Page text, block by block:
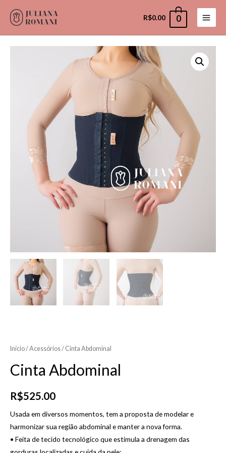
R$0.00 0
Main
Menu
Início/Acessórios/ Cinta Abdominal
Cinta Abdominal
R$525.00
Usada em diversos momentos, tem a proposta de modelar e
harmonizar sua região abdominal e manter a nova forma.
• Feita de tecido tecnológico que estimula a drenagem das